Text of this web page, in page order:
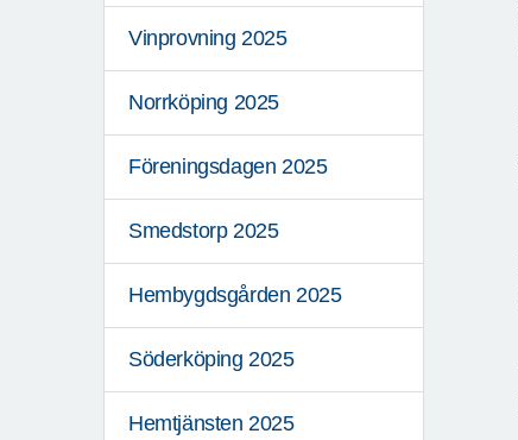
Vinprovning 2025
Norrköping 2025
Föreningsdagen 2025
Smedstorp 2025
Hembygdsgården 2025
Söderköping 2025
Hemtjänsten 2025